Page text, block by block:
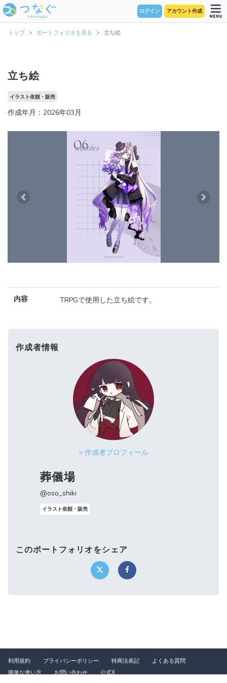
ログイン アカウント作成
トップ ポートフォリオを見る 立ち絵
立ち絵
イラスト依頼・販売
作成年月：2026年03月
Previous Next
内容 TRPGで使用した立ち絵です。
作成者情報
> 作成者プロフィール
葬儀場
@oso_shiki
イラスト依頼・販売
このポートフォリオをシェア
利用規約 プライバシーポリシー 特商法表記
よくある質問
簡単な使い方
お問い合わせ 公式X